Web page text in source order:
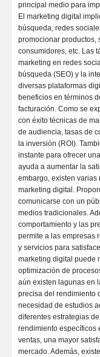
principal medio para
El marketing digital
búsqueda, redes
promocionar productos,
consumidores, etc. Las
marketing en redes
búsqueda (SEO) y la
diversas plataformas
beneficios en términos
facturación. Como se
con éxito técnicas de
de audiencia, tasas de
la inversión (ROI).
instante para ofrecer
ayuda a aumentar la
embargo, existen varias
marketing digital.
comunicarse con un
medios tradicionales.
comportamiento y las
permite a las empresas
y servicios para
marketing digital puede
optimización de
aún existen lagunas en
precisa del rendimiento
necesidad de estudios
diferentes estrategias
rendimiento específicos
ventas, una mayor
mercado. Además,